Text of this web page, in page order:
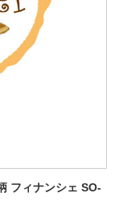
フィナンシェ SO-